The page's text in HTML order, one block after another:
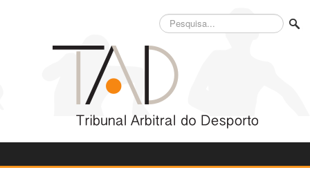
Pesquisa...